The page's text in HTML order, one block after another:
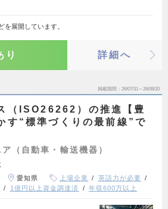
を展開しています。
り 詳細へ
掲載期間 26/07/31～26/08/20
（ISO26262）の推進【豊
す“標準づくりの最前線”で
（自動車・輸送機器）
愛知県 上場企業
英語力が必要
1億円以上資金調達済 年収600万以上